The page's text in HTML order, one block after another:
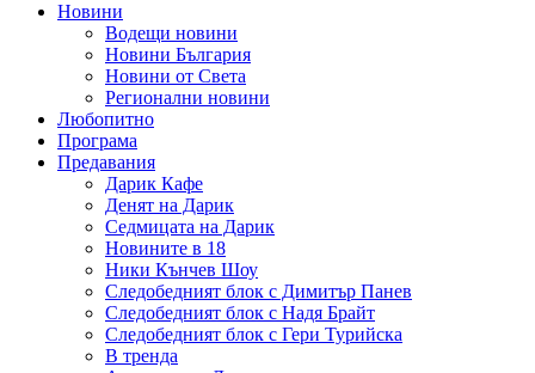
Новини
Водещи новини
Новини България
Новини от Света
Регионални новини
Любопитно
Програма
Предавания
Дарик Кафе
Денят на Дарик
Седмицата на Дарик
Новините в 18
Ники Кънчев Шоу
Следобедният блок с Димитър Панев
Следобедният блок с Надя Брайт
Следобедният блок с Гери Турийска
В тренда